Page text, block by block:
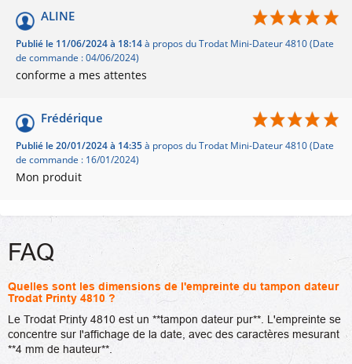
ALINE
Publié le 11/06/2024 à 18:14à propos du Trodat Mini-Dateur 4810 (Date
de commande : 04/06/2024)
conforme a mes attentes
Frédérique
Publié le 20/01/2024 à 14:35à propos du Trodat Mini-Dateur 4810 (Date
de commande : 16/01/2024)
Mon produit
FAQ
Quelles sont les dimensions de l'empreinte du tampon dateur
Trodat Printy 4810 ?
Le Trodat Printy 4810 est un **tampon dateur pur**. L'empreinte se
concentre sur l'affichage de la date, avec des caractères mesurant
**4 mm de hauteur**.